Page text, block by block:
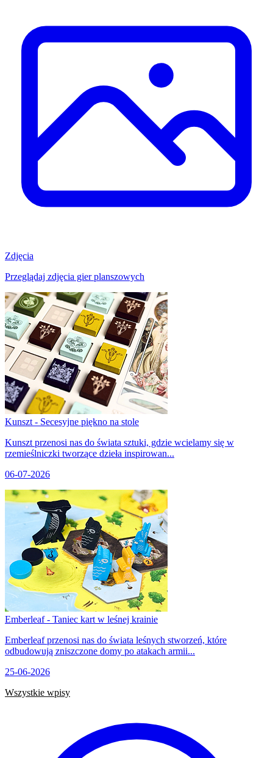
Zdjęcia
Przeglądaj zdjęcia gier planszowych
Kunszt - Secesyjne piękno na stole
Kunszt przenosi nas do świata sztuki, gdzie wcielamy się w
rzemieślniczki tworzące dzieła inspirowan...
06-07-2026
Emberleaf - Taniec kart w leśnej krainie
Emberleaf przenosi nas do świata leśnych stworzeń, które
odbudowują zniszczone domy po atakach armii...
25-06-2026
Wszystkie wpisy